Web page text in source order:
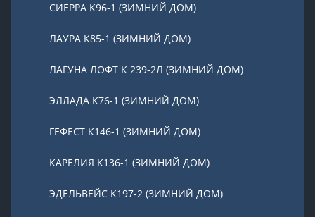
СИЕРРА К96-1 (ЗИМНИЙ ДОМ)
ЛАУРА К85-1 (ЗИМНИЙ ДОМ)
ЛАГУНА ЛОФТ К 239-2Л (ЗИМНИЙ ДОМ)
ЭЛЛАДА К76-1 (ЗИМНИЙ ДОМ)
ГЕФЕСТ К146-1 (ЗИМНИЙ ДОМ)
КАРЕЛИЯ К136-1 (ЗИМНИЙ ДОМ)
ЭДЕЛЬВЕЙС К197-2 (ЗИМНИЙ ДОМ)